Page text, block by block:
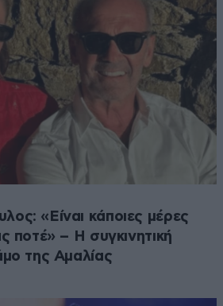
«Είναι κάποιες μέρες
ποτέ» – Η συγκινητική
της Αμαλίας